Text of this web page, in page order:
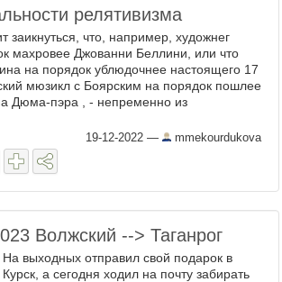
релятивизма
заикнуться, что, например, художнег
махровее Джованни Беллини, или что
на порядок ублюдочнее настоящего 17
мюзикл с Боярским на порядок пошлее
Дюма-пэра , - непременно из
19-12-2022 — mmekourdukova
Волжский --> Таганрог
На выходных отправил свой подарок в
Курск, а сегодня ходил на почту забирать